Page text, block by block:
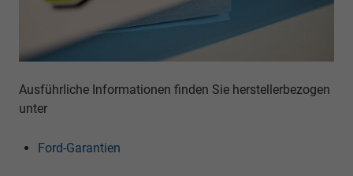
Ausführliche Informationen finden Sie herstellerbezogen
unter
Ford-Garantien